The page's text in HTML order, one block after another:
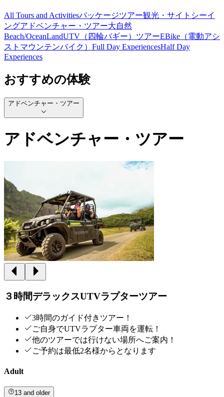
All Tours and Activitiesパッケージツアー観光・サイトシーイ
ングアドベンチャー・ツアー大自然
Beach/OceanLandUTV（四輪バギー）ツアーEBike（電動アシ
ストマウンテンバイク） Full Day ExperiencesHalf Day
Experiences
おすすめの体験
アドベンチャー・ツアー
アドベンチャー・ツアー
３時間デラックスUTVラプターツアー
3時間のガイド付きツアー！
ご自身でUTVラプター車両を運転！
他のツアーでは行けない場所へご案内！
ご予約は最低2名様からとなります
Adult
13 and older